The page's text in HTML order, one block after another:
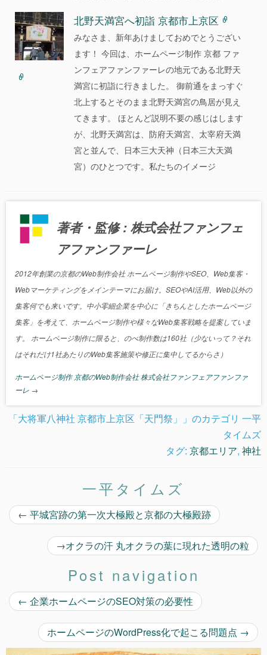
北野天満宮へ初詣 京都市上京区
みなさま、新年あけましておめでとうござい
ます！ 今回は、ホームページ制作 京都 ファ
ンフェアファンファーレの地元である北野天
満宮に初詣に行きました。 御前通をまっすぐ
北上するとそのまま北野天満宮の鳥居が見え
てきます。 ほとんど説明不要の感じはします
が、北野天満宮は、防府天満宮、太宰府天満
宮と並んで、日本三大天神（日本三大天満
宮）のひとつです。私たちのイメージ
著者・監修 : 株式会社ファンフェ
アファンファーレ
2012年創業の京都のWeb制作会社 ホームページ制作やSEO、Web集客・
Webマーケティングをメインテーマにお届け。SEOやAI活用、Web以外の
集客何でも来いです。中小零細企業を中心に「きちんとしたホームページ
集客」を考えて、ホームページ制作や様々なWeb集客戦略を提案していま
す。 ホームページ制作に限ると、のべ制作数は160社（少ないって？それ
はそれだけ1社あたりのWeb集客施策や修正に集中してるからさ）
ホームページ制作 京都のWeb制作会社 株式会社ファンフェアファンファ
ーレ →
「大将軍八神社 京都市上京区「天門祭」」のカテゴリ 一平
タイムズ
タグ: 京都エリア, 神社
一平タイムズ
← 平城宮跡の第一次大極殿と京都の大極殿跡
→オクラの汗 丸オクラの葉に現れた透明の粒
Post navigation
← 企業ホームページのSEO対策の必要性
ホームページのWordPress化で起こる問題点 →